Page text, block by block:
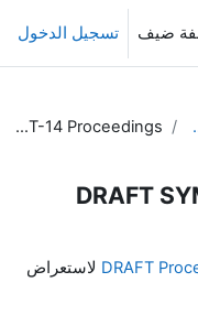
ضيف تسجيل الدخول
4th
DRAFT SYMET-14 Proceedings
DRAFT
DRAFT لاستعراض